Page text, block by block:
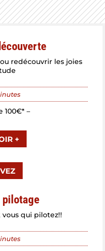
redécouvrir les joies
100€* –
+
pilotage
vous qui pilotez!!